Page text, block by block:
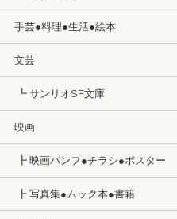
手芸●料理●生活●絵本
文芸
┗ サンリオSF文庫
映画
┣ 映画パンフ●チラシ●ポスター
┣ 写真集●ムック本●書籍